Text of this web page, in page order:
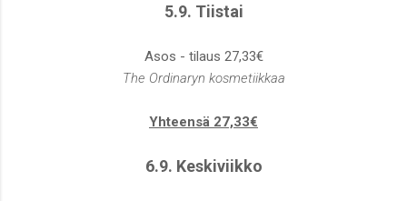
5.9. Tiistai
Asos - tilaus 27,33€
The Ordinaryn kosmetiikkaa
Yhteensä 27,33€
6.9. Keskiviikko